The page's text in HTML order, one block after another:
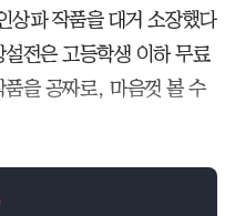
파 작품을 대거 소장했다
전은 고등학생 이하 무료
을 공짜로, 마음껏 볼 수